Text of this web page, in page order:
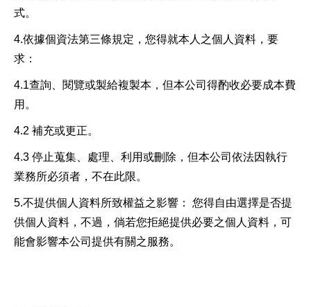
式。
4.依據個資法第三條規定，您得就本人之個人資料，要
求：
4.1查詢、閱覽或製給複製本，但本公司得酌收必要成本費
用。
4.2 補充或更正。
4.3 停止蒐集、處理、利用或刪除，但本公司依法因執行
業務所必須者，不在此限。
5.不提供個人資料所致權益之影響： 您得自由選擇是否提
供個人資料，不過，倘若您拒絕提供必要之個人資料，可
能會影響本公司提供有關之服務。